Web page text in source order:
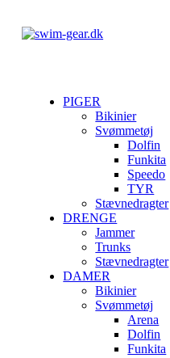
PIGER
Bikinier
Svømmetøj
Dolfin
Funkita
Speedo
TYR
Stævnedragter
DRENGE
Jammer
Trunks
Stævnedragter
DAMER
Bikinier
Svømmetøj
Arena
Dolfin
Funkita